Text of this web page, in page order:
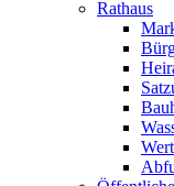
Rathaus